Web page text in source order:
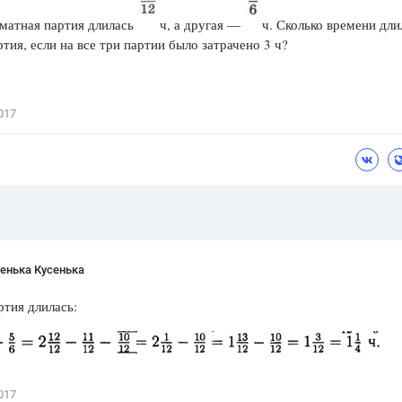
Цветков Л. А.
Психология
партия длилась ч, а другая —
ч. Сколько времени
если на все три партии было затрачено 3 ч?
Кусенька
длилась: